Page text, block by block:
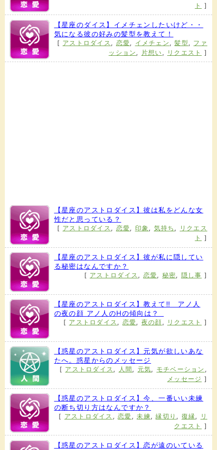
ト
]
【星座のダイス】イメチェンしたいけど・・
気になる彼の好みの髪型を教えて！
[ アストロダイス , 恋愛, イメチェン ,髪型 , ファ
ッション , 片想い , リクエスト ]
【星座のアストロダイス】彼は私をどんな女
性だと思っている？
[ アストロダイス , 恋愛, 印象 , 気持ち ,
リクエス
ト
]
【星座のアストロダイス】彼が私に隠してい
る秘密はなんですか？
[ アストロダイス , 恋愛, 秘密, 隠し事 ]
【星座のアストロダイス】教えて‼ アノ人
の夜の顔 アノ人のHの傾向は？
[ アストロダイス , 恋愛, 夜の顔 , リクエスト ]
【惑星のアストロダイス】元気が欲しいあな
たへ。惑星からのメッセージ
[ アストロダイス , 人間 , 元気, モチベーション ,
メッセージ ]
【惑星のアストロダイス】今、一番いい未練
の断ち切り方はなんですか？
[ アストロダイス ,恋愛 ,未練 ,縁切り , 復縁 ,
リ
クエスト
]
【惑星のアストロダイス】恋が遠のいている